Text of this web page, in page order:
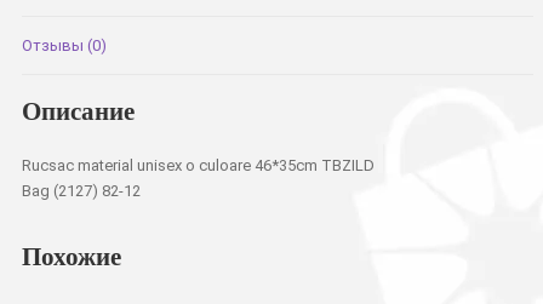
Отзывы (0)
Описание
Rucsac material unisex o culoare 46*35cm TBZILD
Bag (2127) 82-12
Похожие